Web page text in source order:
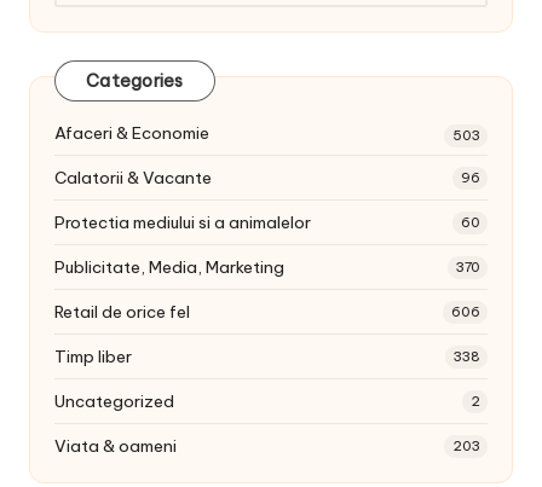
Categories
Afaceri & Economie 503
Calatorii & Vacante 96
Protectia mediului si a animalelor 60
Publicitate, Media, Marketing 370
Retail de orice fel 606
Timp liber 338
Uncategorized 2
Viata & oameni 203